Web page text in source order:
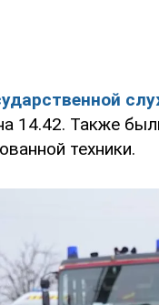
14.42. Также
техники.